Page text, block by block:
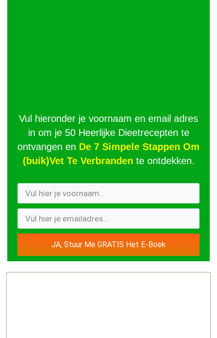
Vul hieronder je voornaam en email adres
in om je 50 Heerlijke Dieetrecepten te
ontvangen en De 7 Simpele Stappen Om
(buik)Vet Te Verbranden te ontdekken.
JA, Stuur Me GRATIS Het E-Boek